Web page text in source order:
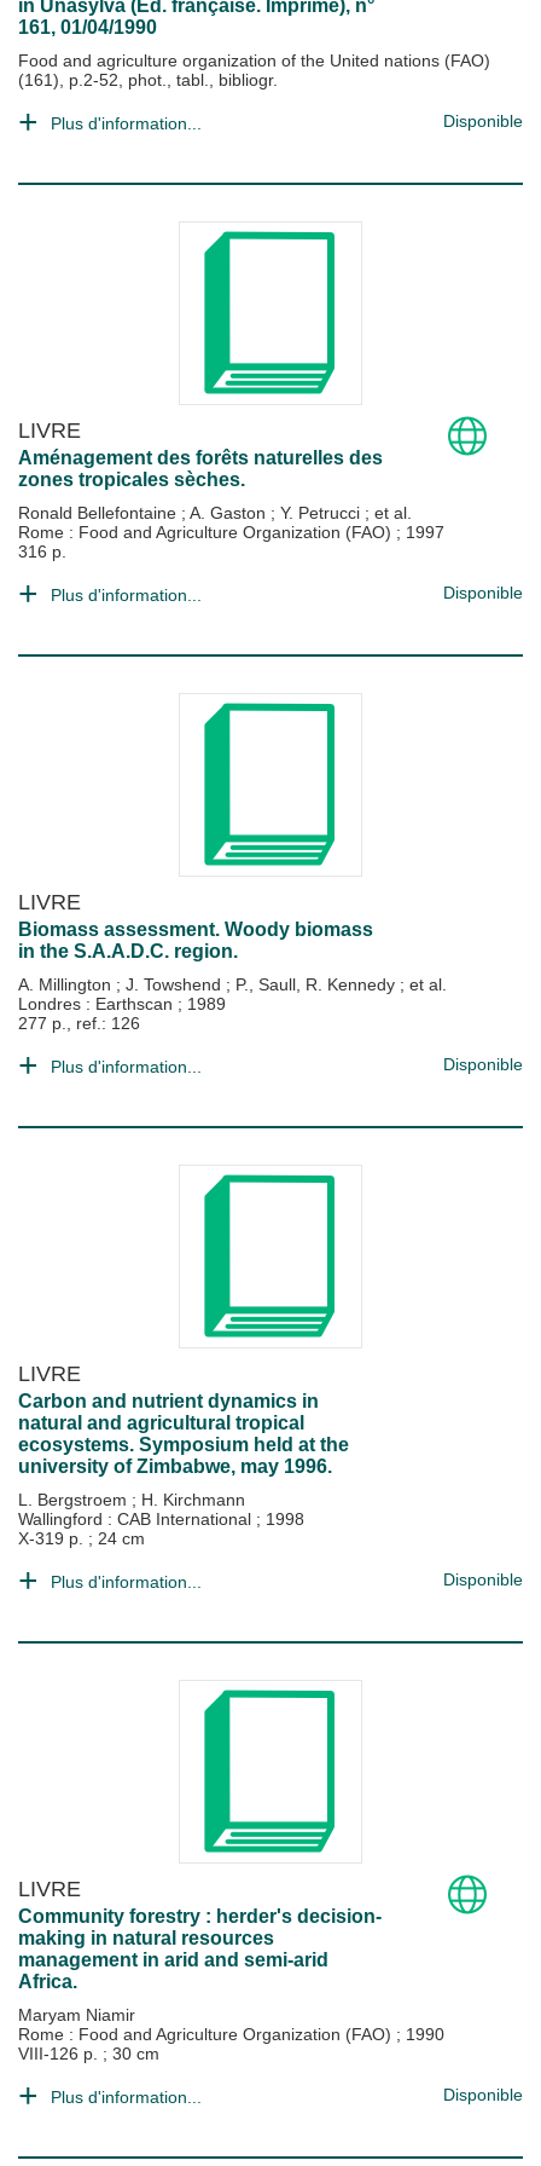
in Unasylva (Ed. française. Imprimé), n°
161, 01/04/1990
Food and agriculture organization of the United nations (FAO)
(161), p.2-52, phot., tabl., bibliogr.
Plus d'information... Disponible
LIVRE
Aménagement des forêts naturelles des
zones tropicales sèches.
Ronald Bellefontaine ; A. Gaston ; Y. Petrucci ; et al.
Rome : Food and Agriculture Organization (FAO) ; 1997
316 p.
Plus d'information... Disponible
LIVRE
Biomass assessment. Woody biomass
in the S.A.A.D.C. region.
A. Millington ; J. Towshend ; P., Saull, R. Kennedy ; et al.
Londres : Earthscan ; 1989
277 p., ref.: 126
Plus d'information... Disponible
LIVRE
Carbon and nutrient dynamics in
natural and agricultural tropical
ecosystems. Symposium held at the
university of Zimbabwe, may 1996.
L. Bergstroem ; H. Kirchmann
Wallingford : CAB International ; 1998
X-319 p. ; 24 cm
Plus d'information... Disponible
LIVRE
Community forestry : herder's decision-
making in natural resources
management in arid and semi-arid
Africa.
Maryam Niamir
Rome : Food and Agriculture Organization (FAO) ; 1990
VIII-126 p. ; 30 cm
Plus d'information... Disponible